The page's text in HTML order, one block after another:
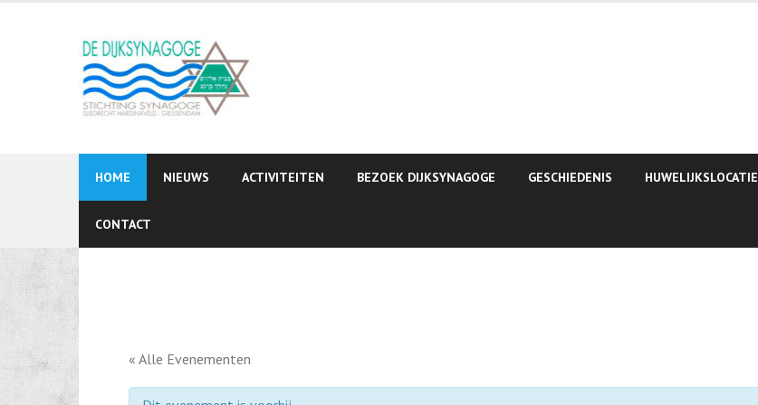
HOME NIEUWS ACTIVITEITEN BEZOEK DIJKSYNAGOGE GESCHIEDENIS HUWELIJKSLOCATIE
CONTACT
« Alle Evenementen